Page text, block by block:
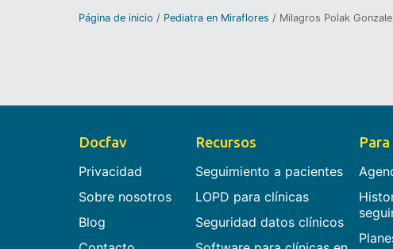
Página de inicio Pediatra en Miraflores Milagros Polak
Docfav
Privacidad
Sobre nosotros
Blog
Recursos
Seguimiento a pacientes
LOPD para clínicas
Seguridad datos clínicos